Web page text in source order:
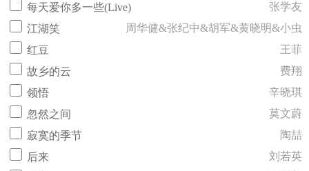
每天爱你多一些(Live)
张学友
江湖笑
周华健&张纪中&胡军&黄晓明&小虫
红豆
王菲
故乡的云
费翔
领悟
辛晓琪
忽然之间
莫文蔚
寂寞的季节
陶喆
后来
刘若英